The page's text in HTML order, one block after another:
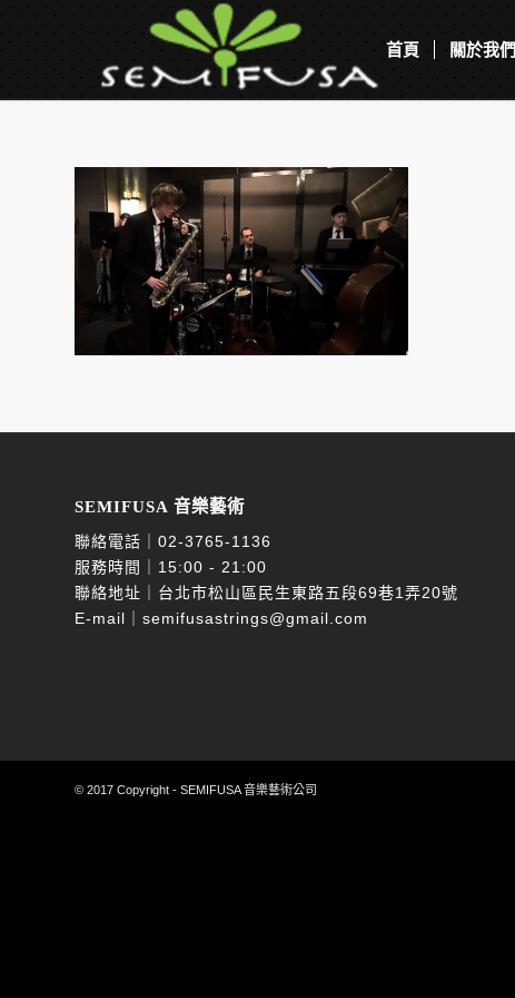
首頁 關於我們
SEMIFUSA 音樂藝術
聯絡電話｜ 02-3765-1136
服務時間｜15:00 - 21:00
聯絡地址｜台北市松山區民生東路五段69巷1弄20號
E-mail｜ semifusastrings@gmail.com
© 2017 Copyright - SEMIFUSA 音樂藝術公司